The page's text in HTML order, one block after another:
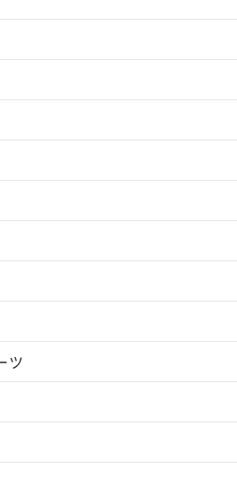
ツ